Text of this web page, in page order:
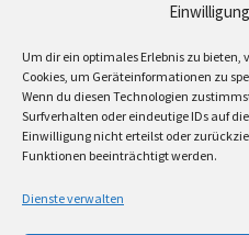
Um dir ein optimales Erlebnis zu
Cookies, um Geräteinformationen zu
Wenn du diesen Technologien
Surfverhalten oder eindeutige IDs auf
Einwilligung nicht erteilst oder
Funktionen beeinträchtigt werden.
Dienste verwalten
Podcast Nr.01 vom
MIRI IN THE GREENzu
Hemingway Lounge, am